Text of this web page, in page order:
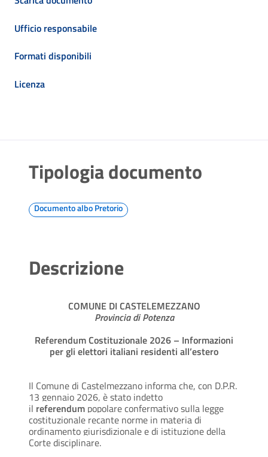
Ufficio responsabile
Formati disponibili
Licenza
Tipologia documento
Documento albo Pretorio
Descrizione
COMUNE DI CASTELEMEZZANO
Provincia di Potenza
Referendum Costituzionale 2026 – Informazioni
per gli elettori italiani residenti all’estero
Il Comune di Castelmezzano informa che, con D.P.R.
13 gennaio 2026, è stato indetto
il referendum popolare confermativo sulla legge
costituzionale recante norme in materia di
ordinamento giurisdizionale e di istituzione della
Corte disciplinare.